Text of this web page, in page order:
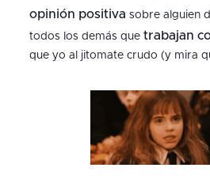
opinión positiva sobre alguien
todos los demás que trabajan
que yo al jitomate crudo (y mira